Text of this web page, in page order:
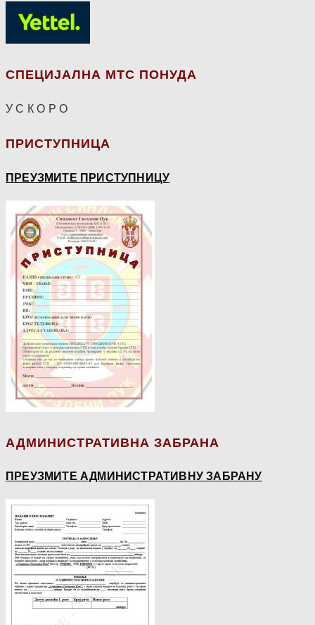
СПЕЦИЈАЛНА МТС ПОНУДА
У С К О Р О
ПРИСТУПНИЦА
ПРЕУЗМИТЕ ПРИСТУПНИЦУ
АДМИНИСТРАТИВНА ЗАБРАНА
ПРЕУЗМИТЕ АДМИНИСТРАТИВНУ ЗАБРАНУ